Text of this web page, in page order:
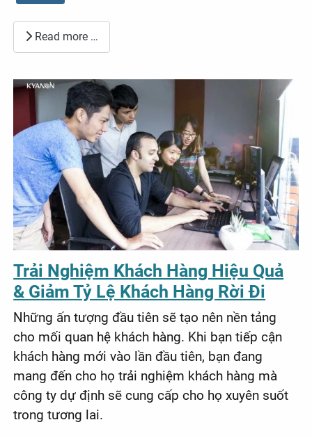
Read more …
Trải Nghiệm Khách Hàng Hiệu Quả
& Giảm Tỷ Lệ Khách Hàng Rời Đi
Những ấn tượng đầu tiên sẽ tạo nên nền tảng
cho mối quan hệ khách hàng. Khi bạn tiếp cận
khách hàng mới vào lần đầu tiên, bạn đang
mang đến cho họ trải nghiệm khách hàng mà
công ty dự định sẽ cung cấp cho họ xuyên suốt
trong tương lai.